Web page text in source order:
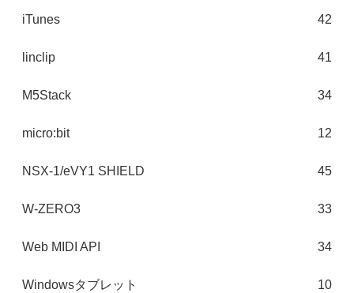
iTunes 42
linclip 41
M5Stack 34
micro:bit 12
NSX-1/eVY1 SHIELD 45
W-ZERO3 33
Web MIDI API 34
Windowsタブレット 10